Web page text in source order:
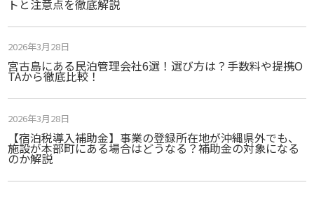
トと注意点を徹底解説
宮古島にある民泊管理会社6選！選び方は？手数料や提携O
TAから徹底比較！
2026年3月28日
【宿泊税導入補助金】事業の登録所在地が沖縄県外でも、
施設が本部町にある場合はどうなる？補助金の対象になる
のか解説
2026年3月28日